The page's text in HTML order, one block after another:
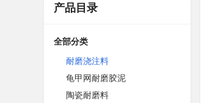
产品目录
全部分类
耐磨浇注料
龟甲网耐磨胶泥
陶瓷耐磨料